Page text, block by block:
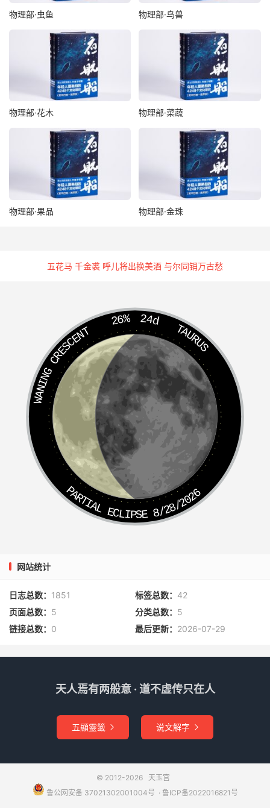
羚羊角能碎佛。
柿煮蟹不红。
橙合酱不酸。
麸见肥皂则不就。
荆叶辟蚊，台葱辟蝇。
唾津可溶水银，茶末可结水银。
薄荷去鱼腥。荸荠煮铜则软，甘草煮铜则硬。
蝎畏蜗牛。
螺蛳畏雪，蟹怕雾。
麻叶可辟蚊子。
酒火发青，布衣拂即止。
琴瑟弦久而不鸣者，以桑叶捋之，则响亮如初。
黑鲤鱼乃老鼠变成，鳜鱼乃虾蟆变成，鳝鱼乃人发变成。
燕畏艾，雀衔艾而夺其巢。
骡马蹄曝干为末，放酒中即成水。
柳絮经宿，即为浮萍。
庚午、癸卯二日舂米，不蛀。
柳叶入水，即化为杨叶丝鱼。
人参与细辛同贮则不坏。
槿树叶和石灰捣烂，泥酒醋缸则不漏。
寻泉脉，以竹火循地照有气冲炎起，下必有泉。
试盐卤，以石莲子十个投卤中，浮起五个为五成，六个六
成，七个七成。
以锈钉磨醋写字，浓墨刷纸背，名顷刻碑。
物理部·虫鱼 物理部·鸟兽
物理部·花木 物理部·菜蔬
物理部·果品 物理部·金珠
五花马 千金裘 呼儿将出换美酒 与尔同销万古愁
26% 24d
TAURUS
WANING CRESCENT
PARTIAL ECLIPSE 8/28/2026
网站统计
日志总数： 1851 标签总数： 42
页面总数： 5 分类总数： 5
链接总数： 0 最后更新： 2026-07-29
天人焉有两般意 · 道不虚传只在人
五顯靈籤  说文解字 
© 2012-2026 天玉宫
鲁公网安备 37021302001004号 ​​​ · 鲁ICP备2022016821号